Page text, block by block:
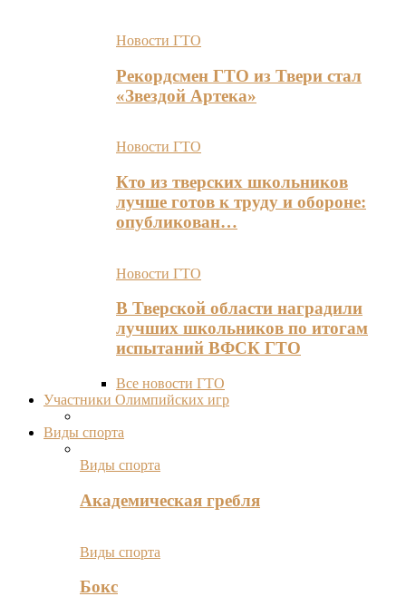
Новости ГТО
Рекордсмен ГТО из Твери стал
«Звездой Артека»
Новости ГТО
Кто из тверских школьников
лучше готов к труду и обороне:
опубликован…
Новости ГТО
В Тверской области наградили
лучших школьников по итогам
испытаний ВФСК ГТО
Все новости ГТО
Участники Олимпийских игр
Виды спорта
Виды спорта
Академическая гребля
Виды спорта
Бокс